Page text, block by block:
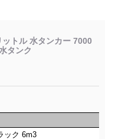
トル 水タンカー 7000
タンク
ック 6m3